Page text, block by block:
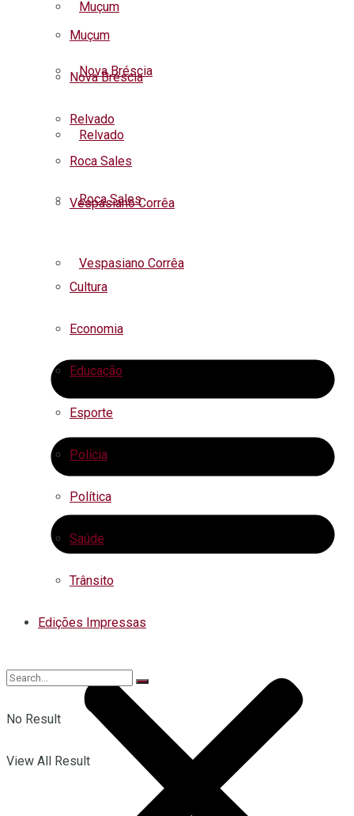
Muçum
Nova Bréscia
Relvado
Roca Sales
Vespasiano Corrêa
Muçum
Nova Bréscia
Relvado
Roca Sales
Vespasiano Corrêa
Cultura
Economia
Educação
Esporte
Polícia
Política
Saúde
Trânsito
Edições Impressas
No Result
View All Result